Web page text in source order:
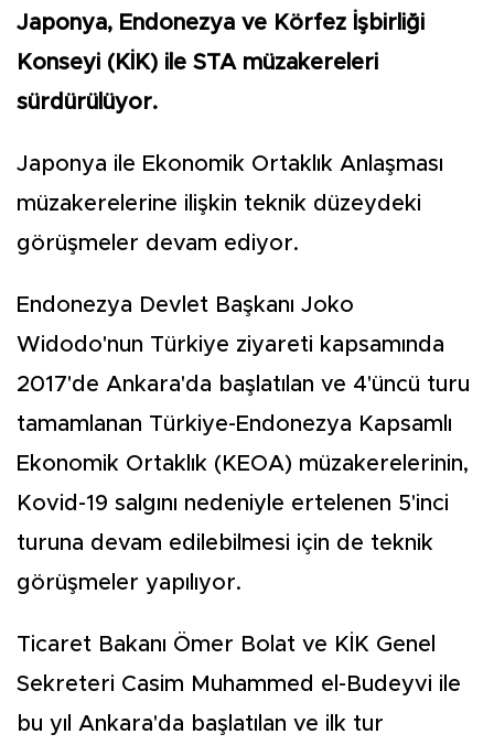
Japonya, Endonezya ve Körfez İşbirliği
Konseyi (KİK) ile STA müzakereleri
sürdürülüyor.
Japonya ile Ekonomik Ortaklık Anlaşması
müzakerelerine ilişkin teknik düzeydeki
görüşmeler devam ediyor.
Endonezya Devlet Başkanı Joko
Widodo'nun Türkiye ziyareti kapsamında
2017'de Ankara'da başlatılan ve 4'üncü turu
tamamlanan Türkiye-Endonezya Kapsamlı
Ekonomik Ortaklık (KEOA) müzakerelerinin,
Kovid-19 salgını nedeniyle ertelenen 5'inci
turuna devam edilebilmesi için de teknik
görüşmeler yapılıyor.
Ticaret Bakanı Ömer Bolat ve KİK Genel
Sekreteri Casim Muhammed el-Budeyvi ile
bu yıl Ankara'da başlatılan ve ilk tur